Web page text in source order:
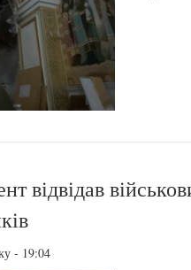
відвідав
- 19:04